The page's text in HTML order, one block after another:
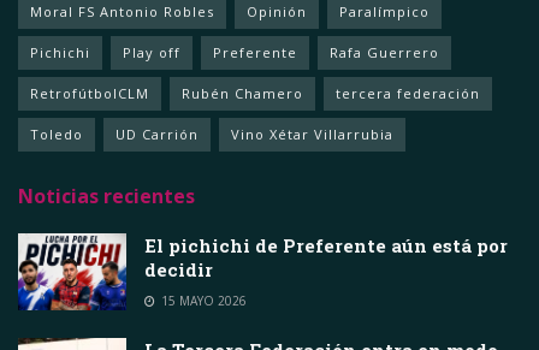
Moral FS Antonio Robles Opinión Paralímpico
Pichichi Play off Preferente Rafa Guerrero
RetrofútbolCLM Rubén Chamero tercera federación
Toledo UD Carrión Vino Xétar Villarrubia
Noticias recientes
El pichichi de Preferente aún está por
decidir
15 MAYO 2026